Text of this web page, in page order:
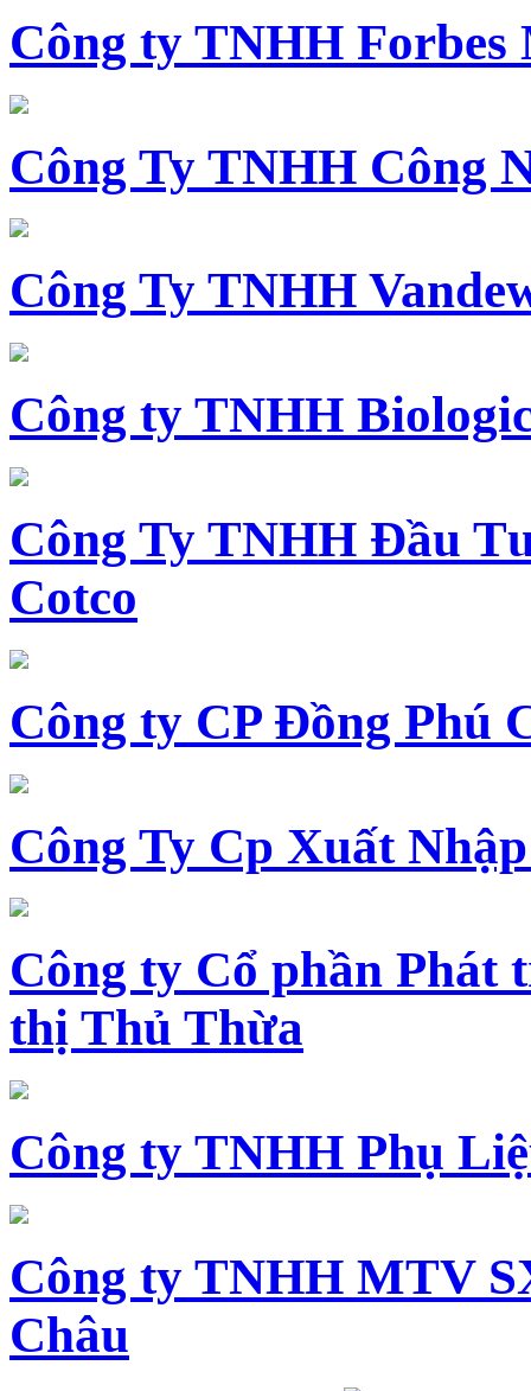
Công ty TNHH
Công Ty TNHH Công
Công Ty TNHH
Công ty TNHH
Công Ty TNHH Đầu
Cotco
Công ty CP Đồng Phú
Công Ty Cp Xuất
Công ty Cổ phần Phát
thị Thủ Thừa
Công ty TNHH Phụ
Công ty TNHH MTV
Châu